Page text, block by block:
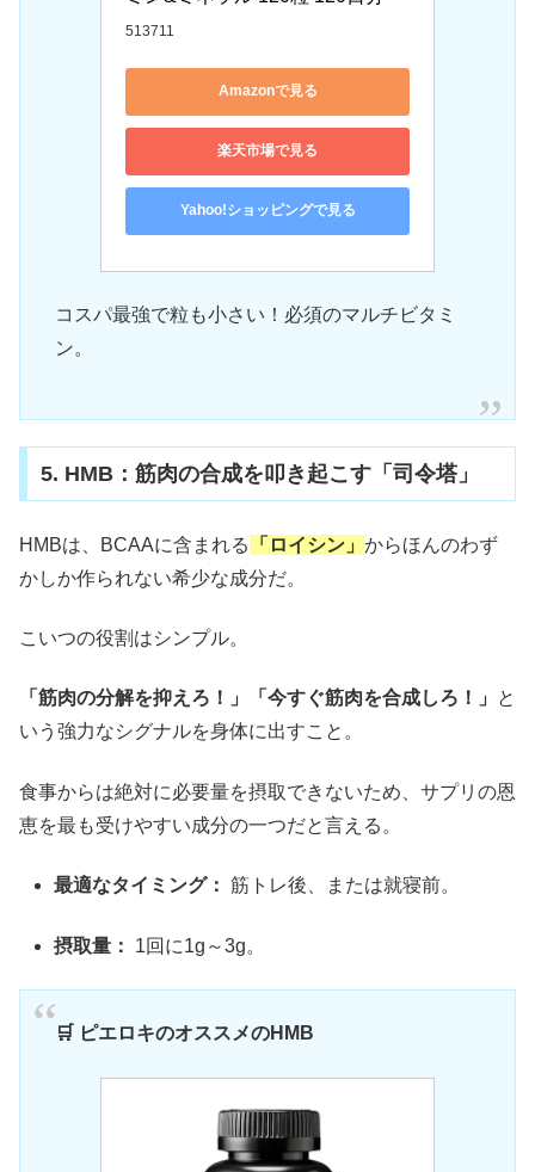
513711
Amazonで見る
楽天市場で見る
Yahoo!ショッピングで見る
コスパ最強で粒も小さい！必須のマルチビタミ
ン。
5. HMB：筋肉の合成を叩き起こす「司令塔」
HMBは、BCAAに含まれる 「ロイシン」 からほんのわず
かしか作られない希少な成分だ。
こいつの役割はシンプル。
「筋肉の分解を抑えろ！」「今すぐ筋肉を合成しろ！」
と
いう強力なシグナルを身体に出すこと。
食事からは絶対に必要量を摂取できないため、サプリの恩
恵を最も受けやすい成分の一つだと言える。
最適なタイミング： 筋トレ後、または就寝前。
摂取量： 1回に1g～3g。
🛒 ピエロキのオススメのHMB